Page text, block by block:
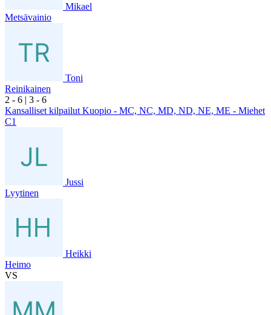
Mikael
Metsävainio
Toni
Reinikainen
2 - 6 | 3 - 6
Kansalliset kilpailut Kuopio - MC, NC, MD, ND, NE, ME - Miehet
C1
Jussi
Lyytinen
Heikki
Heimo
VS